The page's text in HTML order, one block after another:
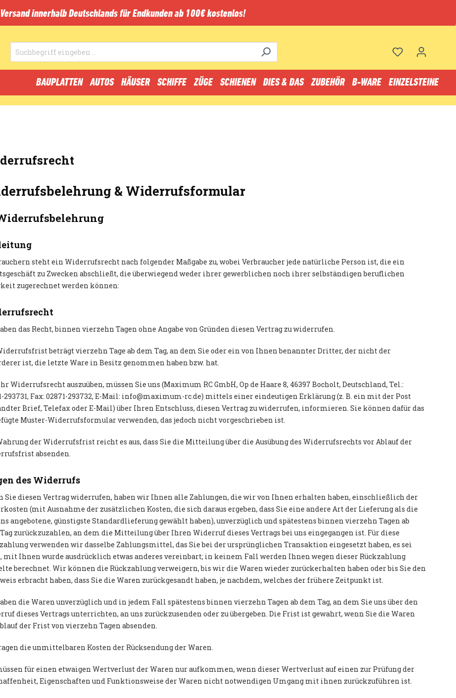
Versand innerhalb Deutschlands für Endkunden ab 100€ kostenlos!
BAUPLATTEN AUTOS HÄUSER SCHIFFE ZÜGE SCHIENEN DIES & DAS ZUBEHÖR B-WARE EINZELSTEINE
& Widerrufsformular
steht ein Widerrufsrecht nach folgender Maßgabe zu, wobei Verbraucher jede natürliche Person ist, die ein
zu Zwecken abschließt, die überwiegend weder ihrer gewerblichen noch ihrer selbständigen beruflichen
zugerechnet werden können:
das Recht, binnen vierzehn Tagen ohne Angabe von Gründen diesen Vertrag zu widerrufen.
beträgt vierzehn Tage ab dem Tag, an dem Sie oder ein von Ihnen benannter Dritter, der nicht der
ist, die letzte Ware in Besitz genommen haben bzw. hat.
Widerrufsrecht auszuüben, müssen Sie uns (Maximum RC GmbH, Op de Haare 8, 46397 Bocholt, Deutschland, Tel.:
293731, Fax: 02871-293732, E-Mail: info@maximum-rc.de) mittels einer eindeutigen Erklärung (z. B. ein mit der Post
Brief, Telefax oder E-Mail) über Ihren Entschluss, diesen Vertrag zu widerrufen, informieren. Sie können dafür das
Muster-Widerrufsformular verwenden, das jedoch nicht vorgeschrieben ist.
der Widerrufsfrist reicht es aus, dass Sie die Mitteilung über die Ausübung des Widerrufsrechts vor Ablauf der
absenden.
des Widerrufs
Sie diesen Vertrag widerrufen, haben wir Ihnen alle Zahlungen, die wir von Ihnen erhalten haben, einschließlich der
(mit Ausnahme der zusätzlichen Kosten, die sich daraus ergeben, dass Sie eine andere Art der Lieferung als die
angebotene, günstigste Standardlieferung gewählt haben), unverzüglich und spätestens binnen vierzehn Tagen ab
zurückzuzahlen, an dem die Mitteilung über Ihren Widerruf dieses Vertrags bei uns eingegangen ist. Für diese
verwenden wir dasselbe Zahlungsmittel, das Sie bei der ursprünglichen Transaktion eingesetzt haben, es sei
mit Ihnen wurde ausdrücklich etwas anderes vereinbart; in keinem Fall werden Ihnen wegen dieser Rückzahlung
berechnet. Wir können die Rückzahlung verweigern, bis wir die Waren wieder zurückerhalten haben oder bis Sie den
erbracht haben, dass Sie die Waren zurückgesandt haben, je nachdem, welches der frühere Zeitpunkt ist.
die Waren unverzüglich und in jedem Fall spätestens binnen vierzehn Tagen ab dem Tag, an dem Sie uns über den
dieses Vertrags unterrichten, an uns zurückzusenden oder zu übergeben. Die Frist ist gewahrt, wenn Sie die Waren
der Frist von vierzehn Tagen absenden.
die unmittelbaren Kosten der Rücksendung der Waren.
für einen etwaigen Wertverlust der Waren nur aufkommen, wenn dieser Wertverlust auf einen zur Prüfung der
Eigenschaften und Funktionsweise der Waren nicht notwendigen Umgang mit ihnen zurückzuführen ist.